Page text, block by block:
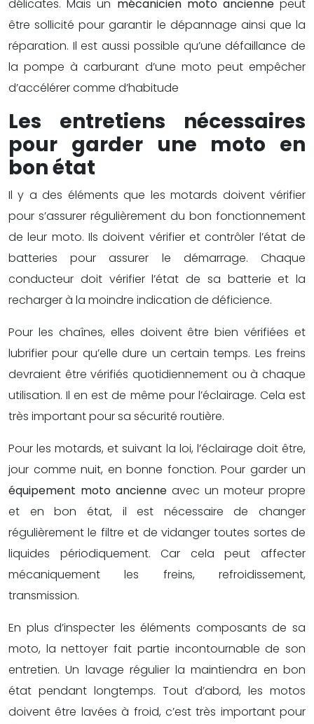
délicates. Mais un mécanicien moto anciennepeut
être sollicité pour garantir le dépannage ainsi que la
réparation. Il est aussi possible qu’une défaillance de
la pompe à carburant d’une moto peut empêcher
d’accélérer comme d’habitude
Les entretiens nécessaires
pour garder une moto en
bon état
Il y a des éléments que les motards doivent vérifier
pour s’assurer régulièrement du bon fonctionnement
de leur moto. Ils doivent vérifier et contrôler l’état de
batteries pour assurer le démarrage. Chaque
conducteur doit vérifier l’état de sa batterie et la
recharger à la moindre indication de déficience.
Pour les chaînes, elles doivent être bien vérifiées et
lubrifier pour qu’elle dure un certain temps. Les freins
devraient être vérifiés quotidiennement ou à chaque
utilisation. Il en est de même pour l’éclairage. Cela est
très important pour sa sécurité routière.
Pour les motards, et suivant la loi, l’éclairage doit être,
jour comme nuit, en bonne fonction. Pour garder un
équipement moto ancienne avec un moteur propre
et en bon état, il est nécessaire de changer
régulièrement le filtre et de vidanger toutes sortes de
liquides périodiquement. Car cela peut affecter
mécaniquement les freins, refroidissement,
transmission.
En plus d’inspecter les éléments composants de sa
moto, la nettoyer fait partie incontournable de son
entretien. Un lavage régulier la maintiendra en bon
état pendant longtemps. Tout d’abord, les motos
doivent être lavées à froid, c’est très important pour